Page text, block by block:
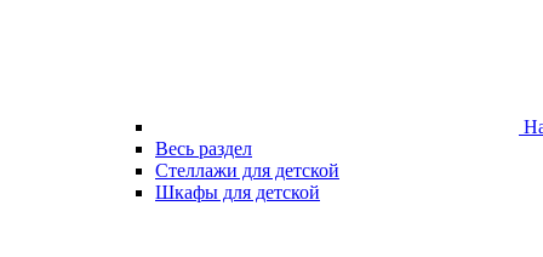
Весь раздел
Стеллажи для детской
Шкафы для детской